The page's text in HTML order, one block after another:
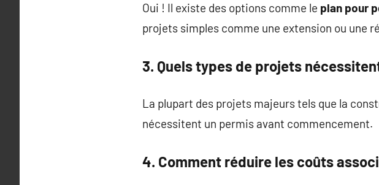
Oui ! Il existe des options comme le plan pour
projets simples comme une extension ou une
3. Quels types de projets
La plupart des projets majeurs tels que la
nécessitent un permis avant commencement.
4. Comment réduire les coûts